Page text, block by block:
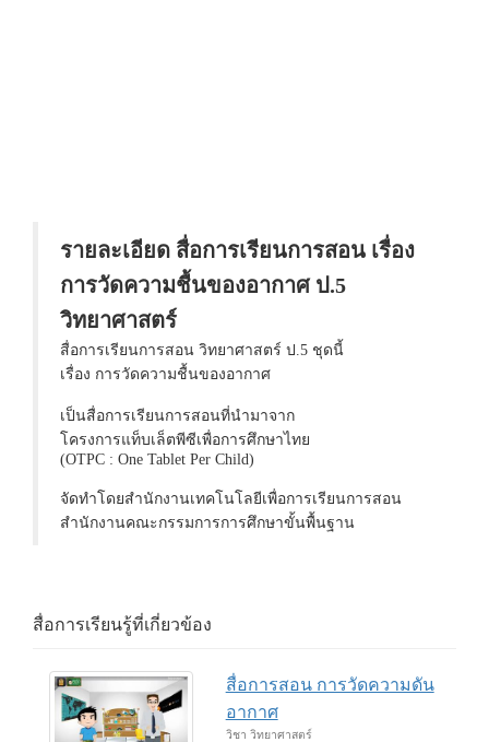
รายละเอียด สื่อการเรียนการสอน เรื่อง
การวัดความชื้นของอากาศ ป.5
วิทยาศาสตร์
สื่อการเรียนการสอน วิทยาศาสตร์ ป.5 ชุดนี้
เรื่อง การวัดความชื้นของอากาศ
เป็นสื่อการเรียนการสอนที่นำมาจาก
โครงการแท็บเล็ตพีซีเพื่อการศึกษาไทย
(OTPC : One Tablet Per Child)
จัดทำโดยสำนักงานเทคโนโลยีเพื่อการเรียนการสอน
สำนักงานคณะกรรมการการศึกษาขั้นพื้นฐาน
สื่อการเรียนรู้ที่เกี่ยวข้อง
สื่อการสอน การวัดความดัน
อากาศ
วิชา วิทยาศาสตร์